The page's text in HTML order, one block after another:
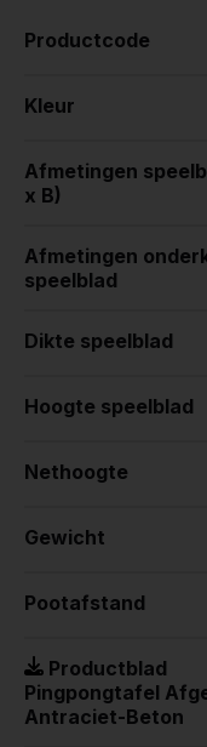
Productcode
Kleur
Afmetingen
x B)
Afmetingen
speelblad
Dikte speelblad
Hoogte speelblad
Nethoogte
Gewicht
Pootafstand
Productblad
Pingpongtafel
Antraciet-Beton